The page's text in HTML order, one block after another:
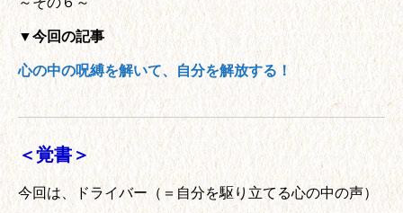
▼今回の記事
心の中の呪縛を解いて、自分を解放する！
＜覚書＞
今回は、ドライバー（＝自分を駆り立てる心の中の声）